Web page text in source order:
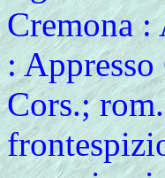
Cremona
:
Cors.;